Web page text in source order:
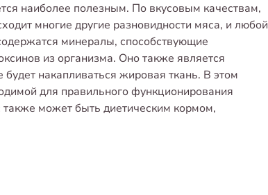
наиболее полезным. По вкусовым качествам,
многие другие разновидности мяса, и любой
минералы, способствующие
из организма. Оно также является
будет накапливаться жировая ткань. В этом
для правильного функционирования
может быть диетическим кормом,